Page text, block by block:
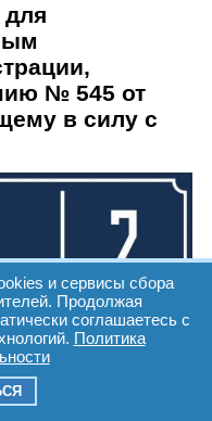
№ 545 от
в силу с
+
Светоотражающий
и сервисы сбора
Продолжая
соглашаетесь с
Политика